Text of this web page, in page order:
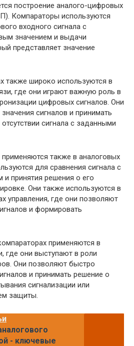
построение аналого-цифровых
Компараторы используются
входного сигнала с
значением и выдачи
представляет значение
также широко используются в
где они играют важную роль в
цифровых сигналов. Они
сигналов и принимать
сигнала с заданными
также в аналоговых
для сравнения сигнала с
принятия решения о его
Они также используются в
управления, где они позволяют
и формировать
применяются в
где они выступают в роли
Они позволяют быстро
и принимать решение о
сигнализации или
защиты.
- ключевые